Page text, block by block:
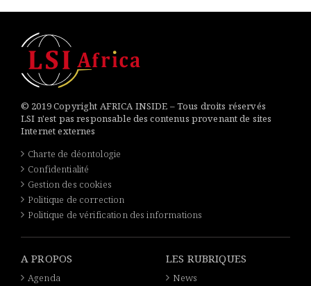
© 2019 Copyright AFRICA INSIDE – Tous droits réservés
LSI n'est pas responsable des contenus provenant de sites
Internet externes
Charte de déontologie
Confidentialité
Gestion des cookies
Politique de correction
Politique de vérification des informations
A PROPOS
Agenda
LES RUBRIQUES
News